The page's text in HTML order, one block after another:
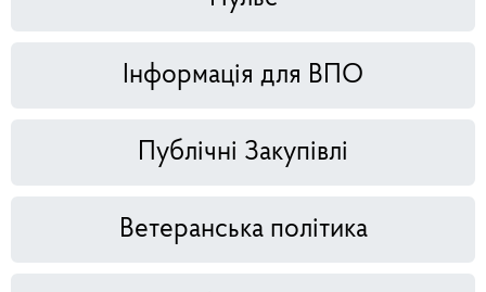
Інформація для ВПО
Публічні Закупівлі
Ветеранська політика